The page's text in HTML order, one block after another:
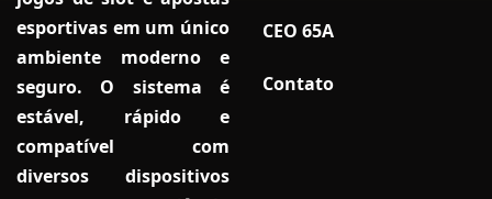
esportivas em um único
ambiente moderno e
seguro. O sistema é
estável, rápido e
compatível com
diversos dispositivos
CEO 65A
Contato